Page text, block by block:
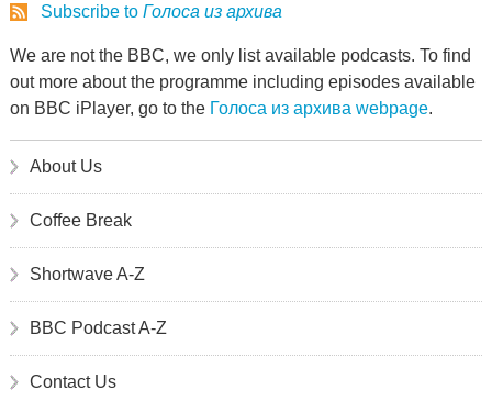
Subscribe to Голоса из архива
We are not the BBC, we only list available podcasts. To find
out more about the programme including episodes available
on BBC iPlayer, go to the Голоса из архива webpage.
About Us
Coffee Break
Shortwave A-Z
BBC Podcast A-Z
Contact Us